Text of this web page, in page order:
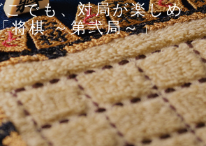
でも、対局が楽しめ
将棋 ～第弐局～」